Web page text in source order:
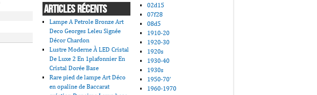
ARTICLES RÉCENTS
Lampe A Petrole Bronze Art
Deco Georges Leleu Signée
Décor Chardon
Lustre Moderne À LED Cristal
De Luxe 2 En 1plafonnier En
Cristal Dorée Base
Rare pied de lampe Art Déco
en opaline de Baccarat
02d15
07f28
08d5
1910-20
1920-30
1920s
1930-40
1930s
1950-70'
1960-1970